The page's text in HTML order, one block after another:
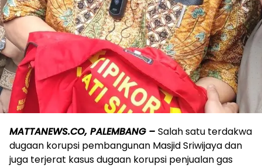
MATTANEWS.CO, PALEMBANG – Salah satu terdakwa
dugaan korupsi pembangunan Masjid Sriwijaya dan
juga terjerat kasus dugaan korupsi penjualan gas